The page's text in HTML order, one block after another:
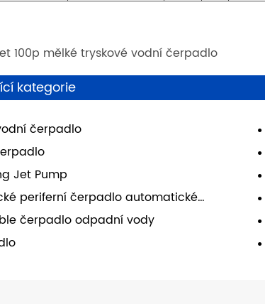
100p mělké tryskové vodní čerpadlo
kategorie
čerpadlo
Jet Pump
periferní čerpadlo automatické
čerpadlo odpadní vody